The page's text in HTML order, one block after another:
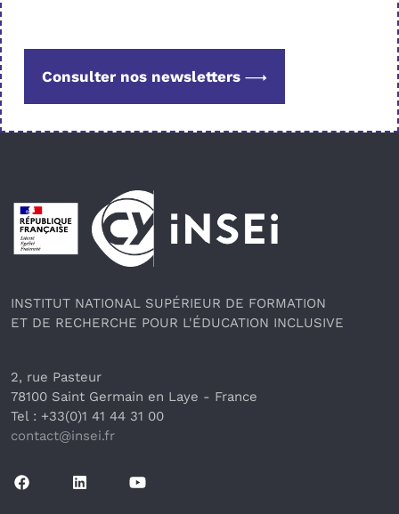
Consulter nos newsletters
Pied de page
INSTITUT NATIONAL SUPÉRIEUR DE FORMATION
ET DE RECHERCHE POUR L'ÉDUCATION INCLUSIVE
2, rue Pasteur
78100 Saint Germain en Laye - France
Tel : +33(0)1 41 44 31 00
contact@insei.fr